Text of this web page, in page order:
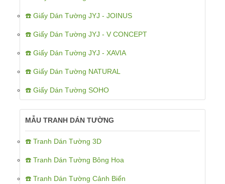
☎️ Giấy Dán Tường JYJ - JOINUS
☎️ Giấy Dán Tường JYJ - V CONCEPT
☎️ Giấy Dán Tường JYJ - XAVIA
☎️ Giấy Dán Tường NATURAL
☎️ Giấy Dán Tường SOHO
MẪU TRANH DÁN TƯỜNG
☎️ Tranh Dán Tường 3D
☎️ Tranh Dán Tường Bông Hoa
☎️ Tranh Dán Tường Cảnh Biển